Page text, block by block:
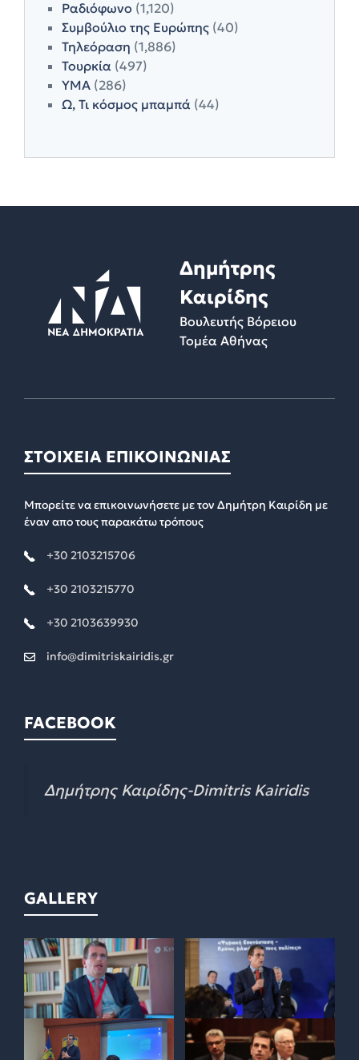
Ραδιόφωνο (1,120)
Συμβούλιο της Ευρώπης (40)
Τηλεόραση (1,886)
Τουρκία (497)
ΥΜΑ (286)
Ω, Τι κόσμος μπαμπά (44)
Δημήτρης
Καιρίδης
Βουλευτής Βόρειου
Τομέα Αθήνας
ΣΤΟΙΧΕΙΑ ΕΠΙΚΟΙΝΩΝΙΑΣ
Μπορείτε να επικοινωνήσετε με τον Δημήτρη Καιρίδη με
έναν απο τους παρακάτω τρόπους
+30 2103215706
+30 2103215770
+30 2103639930
info@dimitriskairidis.gr
FACEBOOK
Δημήτρης Καιρίδης-Dimitris Kairidis
GALLERY